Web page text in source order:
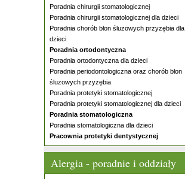
Poradnia chirurgii stomatologicznej
Poradnia chirurgii stomatologicznej dla dzieci
Poradnia chorób błon śluzowych przyzębia dla
dzieci
Poradnia ortodontyczna
Poradnia ortodontyczna dla dzieci
Poradnia periodontologiczna oraz chorób błon
śluzowych przyzębia
Poradnia protetyki stomatologicznej
Poradnia protetyki stomatologicznej dla dzieci
Poradnia stomatologiczna
Poradnia stomatologiczna dla dzieci
Pracownia protetyki dentystycznej
Alergia - poradnie i oddziały